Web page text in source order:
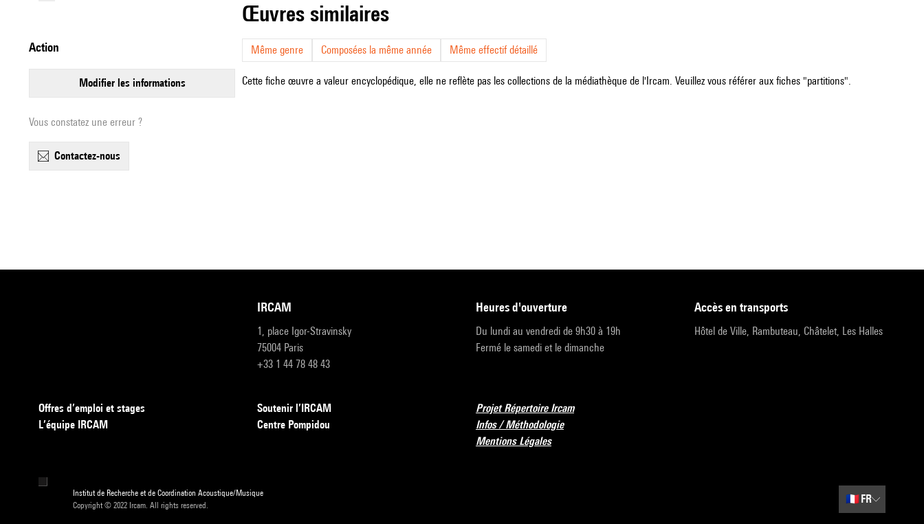
action
modifier les informations
Vous constatez une erreur ?
contactez-nous
œuvres similaires
Même genre Composées la même année Même effectif détaillé
Cette fiche œuvre a valeur encyclopédique, elle ne reflète pas les collections de la médiathèque de l'Ircam. Veuillez vous référer aux fiches "partitions".
IRCAM
1, place Igor-Stravinsky
75004 Paris
+33 1 44 78 48 43
heures d'ouverture
Du lundi au vendredi de 9h30 à 19h
Fermé le samedi et le dimanche
accès en transports
Hôtel de Ville, Rambuteau, Châtelet, Les Halles
Offres d’emploi et stages
L’équipe IRCAM
Soutenir l’IRCAM
Centre Pompidou
Projet Répertoire Ircam
Infos / Méthodologie
Mentions Légales
Institut de Recherche et de Coordination Acoustique/Musique
Copyright © 2022 Ircam. All rights reserved.
🇫🇷 FR